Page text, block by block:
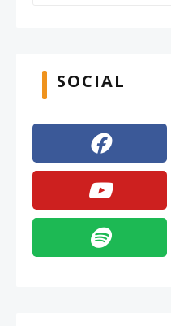
SOCIAL